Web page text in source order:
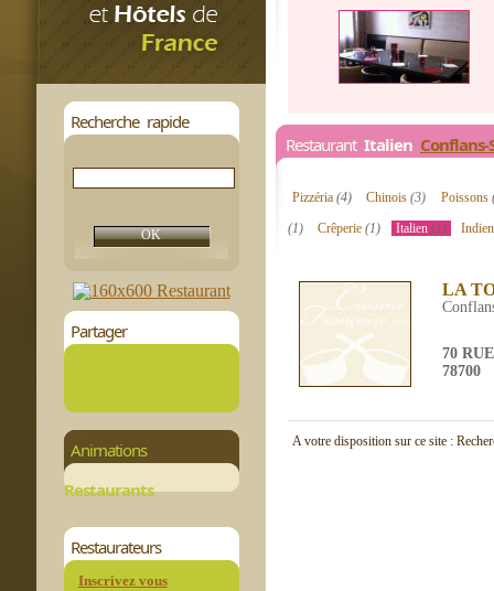
Recherche rapide
Partager
Animations
Restaurants
Restaurateurs
Inscrivez vous
Restaurant Italien
Pizzéria(4) Chinois(3) Poissons
(1)
Crêperie(1) Italien (1)
LA
70
78700
A votre disposition sur ce site :